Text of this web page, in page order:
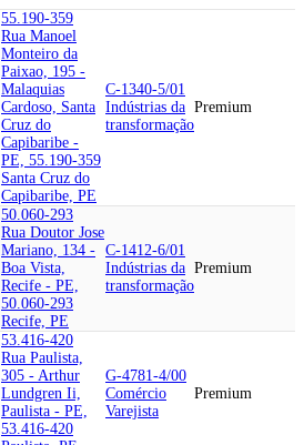
55.190-359
Rua Manoel
Monteiro da
Paixao, 195 -
Malaquias
Cardoso, Santa
Cruz do
Capibaribe -
PE, 55.190-359
Santa Cruz do
Capibaribe, PE
C-1340-5/01
Indústrias da
transformação
Premium
50.060-293
Rua Doutor Jose
Mariano, 134 -
Boa Vista,
Recife - PE,
50.060-293
Recife, PE
C-1412-6/01
Indústrias da
transformação
Premium
53.416-420
Rua Paulista,
305 - Arthur
Lundgren Ii,
Paulista - PE,
53.416-420
G-4781-4/00
Comércio
Varejista
Premium